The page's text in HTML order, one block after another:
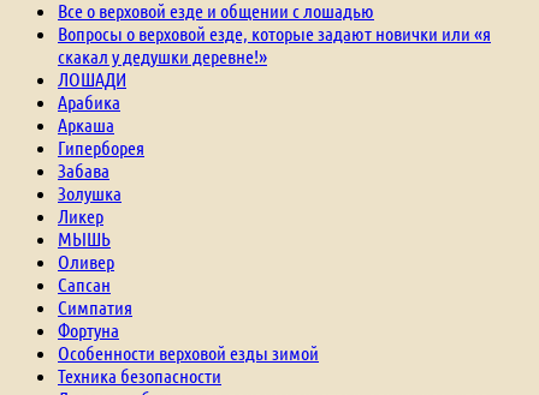
Все о верховой езде и общении с лошадью
Вопросы о верховой езде, которые задают новички или «я
скакал у дедушки деревне!»
ЛОШАДИ
Арабика
Аркаша
Гиперборея
Забава
Золушка
Ликер
МЫШЬ
Оливер
Сапсан
Симпатия
Фортуна
Особенности верховой езды зимой
Техника безопасности